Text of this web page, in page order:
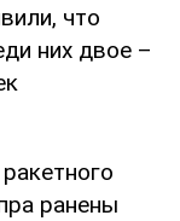
что
них двое –
ранены